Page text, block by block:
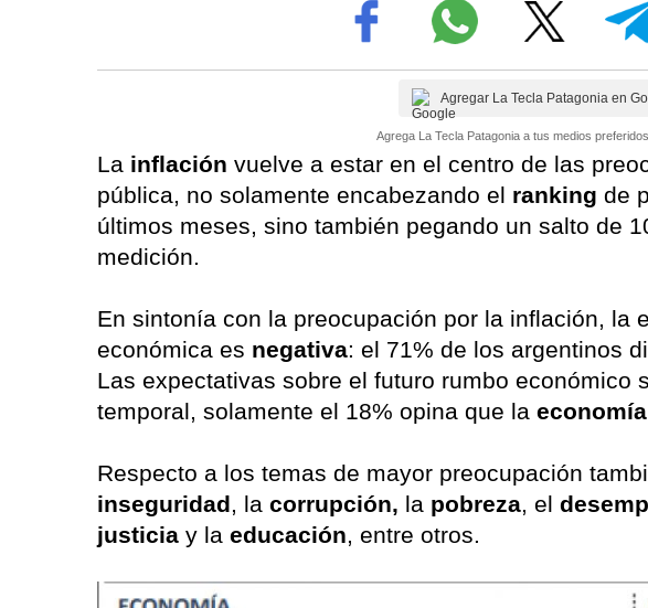
Agregar La Tecla Patagonia en
Agrega La Tecla Patagonia a tus medios
La inflación vuelve a estar en el centro de las
pública, no solamente encabezando el ranking de
últimos meses, sino también pegando un salto de
medición.
En sintonía con la preocupación por la inflación, la
económica es negativa: el 71% de los argentinos
Las expectativas sobre el futuro rumbo económico
temporal, solamente el 18% opina que la economía
Respecto a los temas de mayor preocupación
inseguridad, la corrupción, la pobreza, el
justicia y la educación, entre otros.